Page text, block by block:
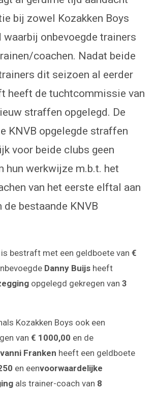
bij zowel Kozakken Boys
waarbij onbevoegde trainers
coachen. Nadat beide
dit seizoen al eerder
heeft de tuchtcommissie van
straffen opgelegd. De
KNVB opgelegde straffen
voor beide clubs geen
hun werkwijze m.b.t. het
van het eerste elftal aan
de bestaande KNVB
is bestraft met een geldboete van €
Danny Buijs heeft
opgelegd gekregen van 3
Kozakken Boys ook een
van € 1000,00 en de
Franken heeft een geldboete
en eenvoorwaardelijke
als trainer-coach van 8